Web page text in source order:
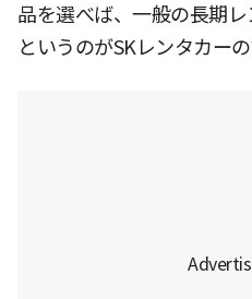
品を選べば、一般の長期
というのがSKレンタカーの